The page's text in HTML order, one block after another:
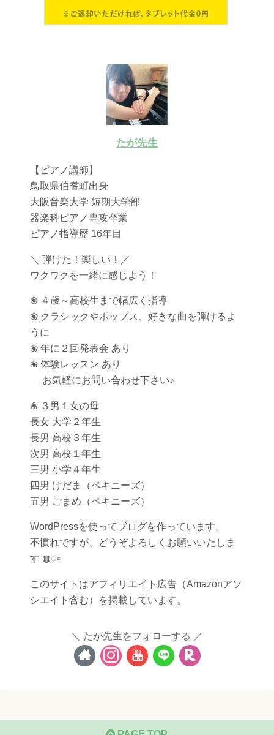
たが先生
【ピアノ講師】
鳥取県伯耆町出身
大阪音楽大学 短期大学部
器楽科ピアノ専攻卒業
ピアノ指導歴 16年目
＼ 弾けた！楽しい！／
ワクワクを一緒に感じよう！
❀ ４歳～高校生まで幅広く指導
❀ クラシックやポップス、好きな曲を弾けるよ
うに
❀ 年に２回発表会 あり
❀ 体験レッスン あり
お気軽にお問い合わせ下さい♪
❀ ３男１女の母
長女 大学２年生
長男 高校３年生
次男 高校１年生
三男 小学４年生
四男 けだま（ペキニーズ）
五男 ごまめ（ペキニーズ）
WordPressを使ってブログを作っています。
不慣れですが、どうぞよろしくお願いいたしま
す ◍◌◦
このサイトはアフィリエイト広告（Amazonアソ
シエイト含む）を掲載しています。
たが先生をフォローする